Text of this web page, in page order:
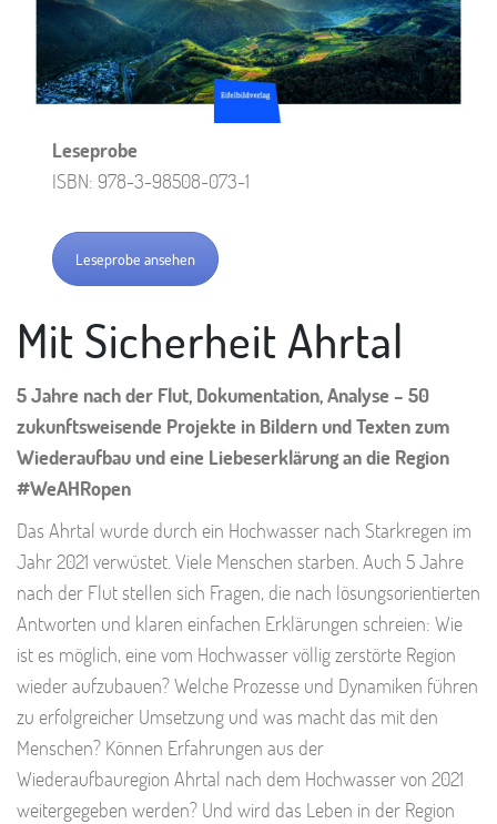
Leseprobe
ISBN: 978-3-98508-073-1
Leseprobe ansehen
Mit Sicherheit Ahrtal
5 Jahre nach der Flut, Dokumentation, Analyse – 50
zukunftsweisende Projekte in Bildern und Texten zum
Wiederaufbau und eine Liebeserklärung an die Region
#WeAHRopen
Das Ahrtal wurde durch ein Hochwasser nach Starkregen im
Jahr 2021 verwüstet. Viele Menschen starben. Auch 5 Jahre
nach der Flut stellen sich Fragen, die nach lösungsorientierten
Antworten und klaren einfachen Erklärungen schreien: Wie
ist es möglich, eine vom Hochwasser völlig zerstörte Region
wieder aufzubauen? Welche Prozesse und Dynamiken führen
zu erfolgreicher Umsetzung und was macht das mit den
Menschen? Können Erfahrungen aus der
Wiederaufbauregion Ahrtal nach dem Hochwasser von 2021
weitergegeben werden? Und wird das Leben in der Region